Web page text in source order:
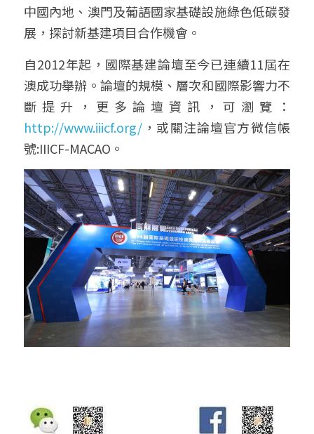
中國內地、澳門及葡語國家基礎設施綠色低碳發
展，探討新基建項目合作機會。
自2012年起，國際基建論壇至今已連續11屆在
澳成功舉辦。論壇的規模、層次和國際影響力不
斷提升，更多論壇資訊，可瀏覽：
http://www.iiicf.org/ ，或關注論壇官方微信帳
號:IIICF-MACAO。